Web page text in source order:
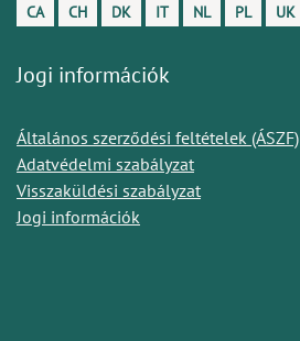
CA CH DK IT NL PL UK
Jogi információk
Általános szerződési feltételek (ÁSZF)
Adatvédelmi szabályzat
Visszaküldési szabályzat
Jogi információk